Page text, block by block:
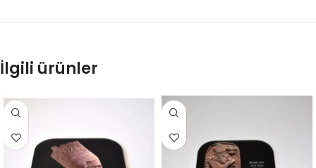
İlgili ürünler